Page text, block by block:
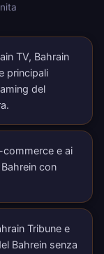
TV, Bahrain
principali
del
.
e ai
con
Tribune e
Bahrein senza